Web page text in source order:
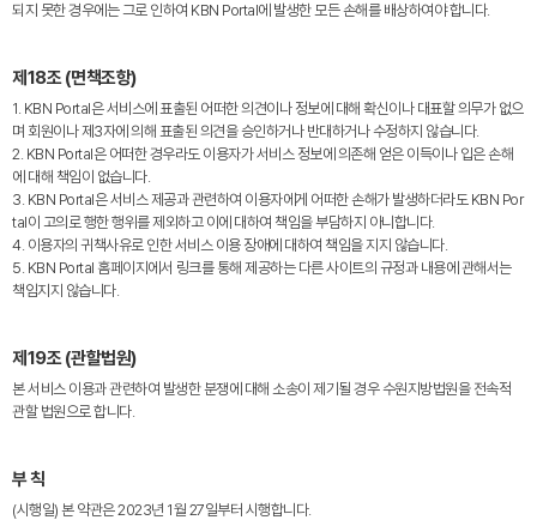
되지 못한 경우에는 그로 인하여 KBN Portal에 발생한 모든 손해를 배상하여야 합니다.
제18조 (면책조항)
1. KBN Portal은 서비스에 표출된 어떠한 의견이나 정보에 대해 확신이나 대표할 의무가 없으
며 회원이나 제3자에 의해 표출된 의견을 승인하거나 반대하거나 수정하지 않습니다.
2. KBN Portal은 어떠한 경우라도 이용자가 서비스 정보에 의존해 얻은 이득이나 입은 손해
에 대해 책임이 없습니다.
3. KBN Portal은 서비스 제공과 관련하여 이용자에게 어떠한 손해가 발생하더라도 KBN Por
tal이 고의로 행한 행위를 제외하고 이에 대하여 책임을 부담하지 아니합니다.
4. 이용자의 귀책사유로 인한 서비스 이용 장애에 대하여 책임을 지지 않습니다.
5. KBN Portal 홈페이지에서 링크를 통해 제공하는 다른 사이트의 규정과 내용에 관해서는
책임지지 않습니다.
제19조 (관할법원)
본 서비스 이용과 관련하여 발생한 분쟁에 대해 소송이 제기될 경우 수원지방법원을 전속적
관할 법원으로 합니다.
부 칙
(시행일) 본 약관은 2023년 1월 27일부터 시행합니다.